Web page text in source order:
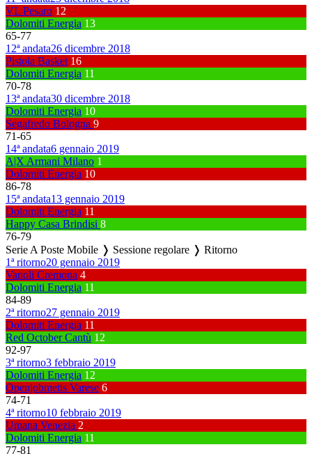
VL Pesaro 12
Dolomiti Energia 13
65-77
12ª andata26 dicembre 2018
Pistoia Basket 16
Dolomiti Energia 11
70-78
13ª andata30 dicembre 2018
Dolomiti Energia 10
Segafredo Bologna 9
71-65
14ª andata6 gennaio 2019
A|X Armani Milano 1
Dolomiti Energia 10
86-78
15ª andata13 gennaio 2019
Dolomiti Energia 11
Happy Casa Brindisi 8
76-79
Serie A Poste Mobile ❭ Sessione regolare ❭ Ritorno
1ª ritorno20 gennaio 2019
Vanoli Cremona 4
Dolomiti Energia 11
84-89
2ª ritorno27 gennaio 2019
Dolomiti Energia 11
Red October Cantù 12
92-97
3ª ritorno3 febbraio 2019
Dolomiti Energia 12
Openjobmetis Varese 6
74-71
4ª ritorno10 febbraio 2019
Umana Venezia 2
Dolomiti Energia 11
77-81